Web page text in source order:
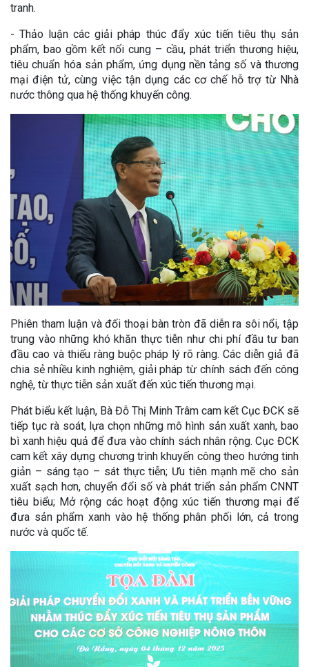
tranh.
- Thảo luận các giải pháp thúc đẩy xúc tiến tiêu thụ sản
phẩm, bao gồm kết nối cung – cầu, phát triển thương hiệu,
tiêu chuẩn hóa sản phẩm, ứng dụng nền tảng số và thương
mại điện tử, cùng việc tận dụng các cơ chế hỗ trợ từ Nhà
nước thông qua hệ thống khuyến công.
Phiên tham luận và đối thoại bàn tròn đã diễn ra sôi nổi, tập
trung vào những khó khăn thực tiễn như chi phí đầu tư ban
đầu cao và thiếu ràng buộc pháp lý rõ ràng. Các diễn giả đã
chia sẻ nhiều kinh nghiệm, giải pháp từ chính sách đến công
nghệ, từ thực tiễn sản xuất đến xúc tiến thương mại.
Phát biểu kết luận, Bà Đỗ Thị Minh Trâm cam kết Cục ĐCK sẽ
tiếp tục rà soát, lựa chọn những mô hình sản xuất xanh, bao
bì xanh hiệu quả để đưa vào chính sách nhân rộng. Cục ĐCK
cam kết xây dựng chương trình khuyến công theo hướng tinh
giản – sáng tạo – sát thực tiễn; Ưu tiên mạnh mẽ cho sản
xuất sạch hơn, chuyển đổi số và phát triển sản phẩm CNNT
tiêu biểu; Mở rộng các hoạt động xúc tiến thương mại để
đưa sản phẩm xanh vào hệ thống phân phối lớn, cả trong
nước và quốc tế.